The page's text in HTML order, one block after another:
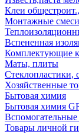
Клеи
Монтажные
Вспененная
Комплектующие
Маты, плиты
Стеклопластики,
Хозяйственные
Бытовая химия
Бытовая химия
Товары личной